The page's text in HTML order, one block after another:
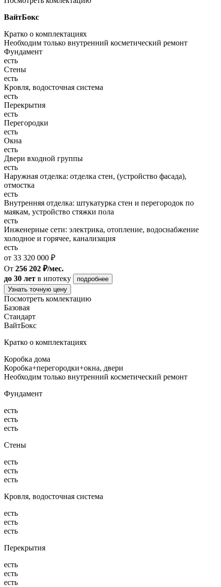
ВайтБокс
Кратко о комплектациях
Необходим только внутренний косметический ремонт
Фундамент
есть
Стены
есть
Кровля, водосточная система
есть
Перекрытия
есть
Перегородки
есть
Окна
есть
Двери входной группы
есть
Наружная отделка: отделка стен, (устройство фасада),
отмостка
есть
Внутренняя отделка: штукатурка стен и перегородок по
маякам, устройство стяжки пола
есть
Инженерные сети: электрика, отопление, водоснабжение
холодное и горячее, канализация
есть
от 33 320 000 ₽
От 256 202 ₽/мес.
до 30 лет в ипотеку
подробнее
Узнать точную цену
Посмотреть комлектацию
Базовая
Стандарт
ВайтБокс
Кратко о комплектациях
Коробка дома
Коробка+перегородки+окна, двери
Необходим только внутренний косметический ремонт
Фундамент
есть
есть
есть
Стены
есть
есть
есть
Кровля, водосточная система
есть
есть
есть
Перекрытия
есть
есть
есть